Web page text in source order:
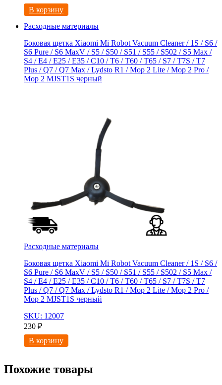
В корзину
Расходные материалы
Боковая щетка Xiaomi Mi Robot Vacuum Cleaner / 1S / S6 /
S6 Pure / S6 MaxV / S5 / S50 / S51 / S55 / S502 / S5 Max /
S4 / E4 / E25 / E35 / C10 / T6 / T60 / T65 / S7 / T7S / T7
Plus / Q7 / Q7 Max / Lydsto R1 / Mop 2 Lite / Mop 2 Pro /
Mop 2 MJST1S черный
Расходные материалы
Боковая щетка Xiaomi Mi Robot Vacuum Cleaner / 1S / S6 /
S6 Pure / S6 MaxV / S5 / S50 / S51 / S55 / S502 / S5 Max /
S4 / E4 / E25 / E35 / C10 / T6 / T60 / T65 / S7 / T7S / T7
Plus / Q7 / Q7 Max / Lydsto R1 / Mop 2 Lite / Mop 2 Pro /
Mop 2 MJST1S черный
SKU: 12007
230 ₽
В корзину
Похожие товары